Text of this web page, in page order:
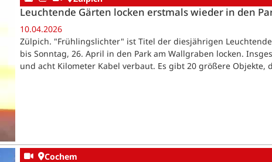
Leuchtende Gärten locken erstmals wieder in den
10.04.2026
Zülpich. "Frühlingslichter" ist Titel der diesjährigen
bis Sonntag, 26. April in den Park am Wallgraben locken.
und acht Kilometer Kabel verbaut. Es gibt 20 größere Objekte,
Cochem